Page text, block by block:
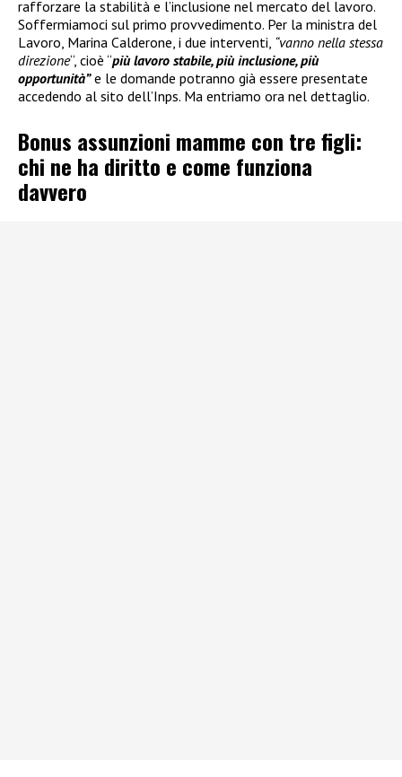
rafforzare la stabilità e l’inclusione nel mercato del lavoro.
Soffermiamoci sul primo provvedimento. Per la ministra del
Lavoro, Marina Calderone, i due interventi, “vanno nella stessa
direzione“, cioè “più lavoro stabile, più inclusione, più
opportunità”e le domande potranno già essere presentate
accedendo al sito dell’Inps. Ma entriamo ora nel dettaglio.
Bonus assunzioni mamme con tre figli:
chi ne ha diritto e come funziona
davvero